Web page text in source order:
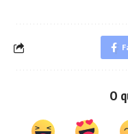
O